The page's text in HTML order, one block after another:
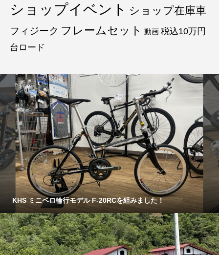
ショップイベント ショップ在庫車
フィジーク フレームセット 動画 税込10万円
台ロード
KHS ミニベロ輪行モデル F-20RCを組みました！